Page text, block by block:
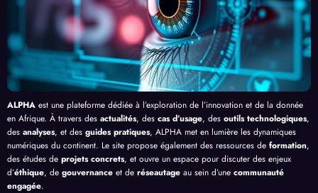
Afriq
ue
ui
ALPHA est une plateforme dédiée à l’exploration de l’innovation et de la donnée
en Afrique. À travers des actualités, des cas d’usage, des outils technologiques,
des analyses, et des guides pratiques, ALPHA met en lumière les dynamiques
numériques du continent. Le site propose également des ressources de formation,
des études de projets concrets, et ouvre un espace pour discuter des enjeux
d’éthique, de gouvernance et de réseautage au sein d’une communauté
engagée.